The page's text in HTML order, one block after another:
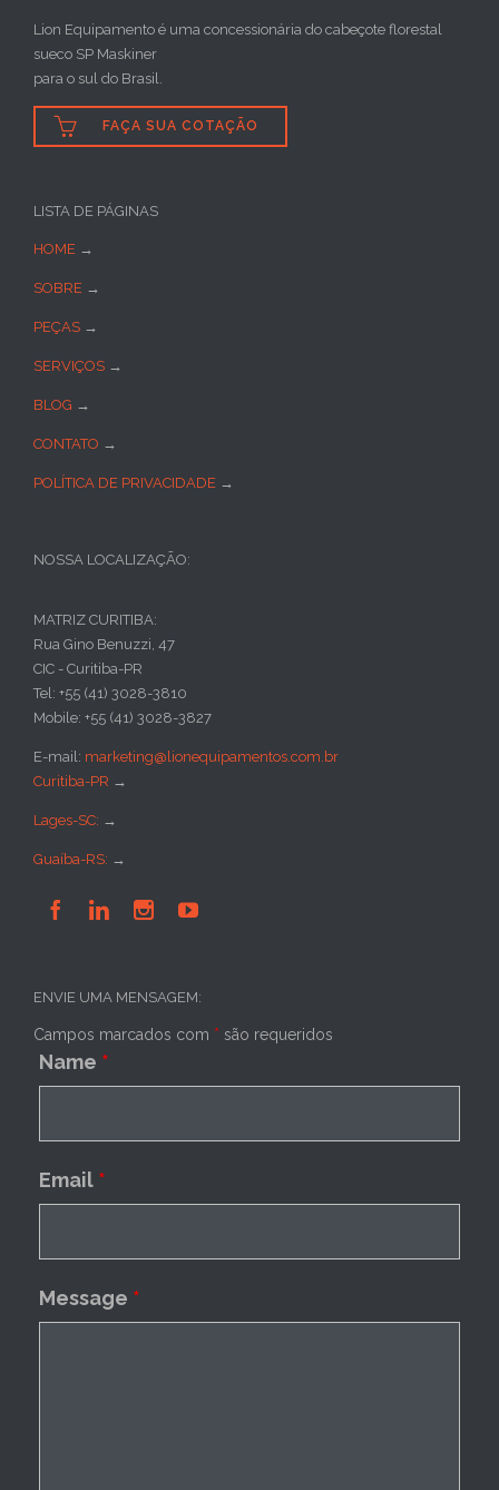
Lion Equipamento é uma concessionária do cabeçote florestal
sueco SP Maskiner
para o sul do Brasil.
 FAÇA SUA COTAÇÃO
LISTA DE PÁGINAS
HOME →
SOBRE →
PEÇAS →
SERVIÇOS →
BLOG →
CONTATO →
POLÍTICA DE PRIVACIDADE →
NOSSA LOCALIZAÇÃO:
MATRIZ CURITIBA:
Rua Gino Benuzzi, 47
CIC - Curitiba-PR
Tel: +55 (41) 3028-3810
Mobile: +55 (41) 3028-3827
E-mail: marketing@lionequipamentos.com.br
Curitiba-PR →
Lages-SC: →
Guaíba-RS: →
   
ENVIE UMA MENSAGEM:
Campos marcados com * são requeridos
Name *
Email *
Message *